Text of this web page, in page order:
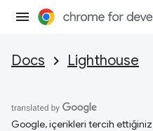
Docs Lighthouse
Google, içerikleri tercih